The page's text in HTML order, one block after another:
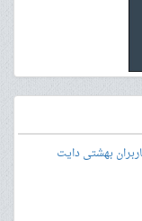
بهشتی دایت